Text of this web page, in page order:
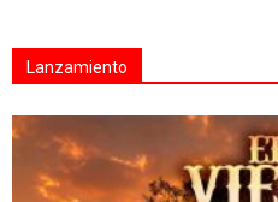
Lanzamiento